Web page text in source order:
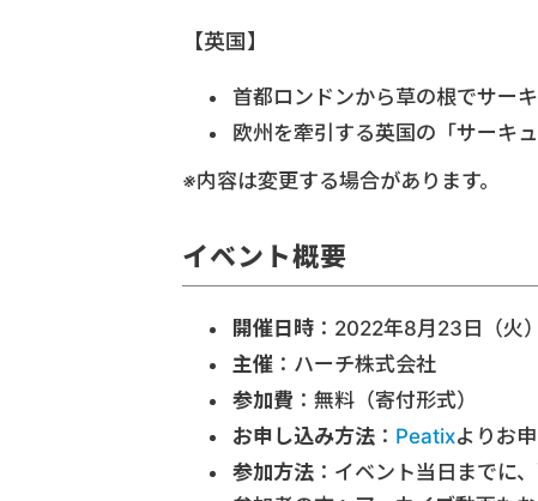
【英国】
首都ロンドンから草の根でサー
欧州を牽引する英国の「サーキ
※内容は変更する場合があります。
イベント概要
開催日時 ：2022年8月23日（火
主催 ：ハーチ株式会社
参加費 ：無料（寄付形式）
お申し込み方法 ： Peatixよりお
参加方法 ：イベント当日までに